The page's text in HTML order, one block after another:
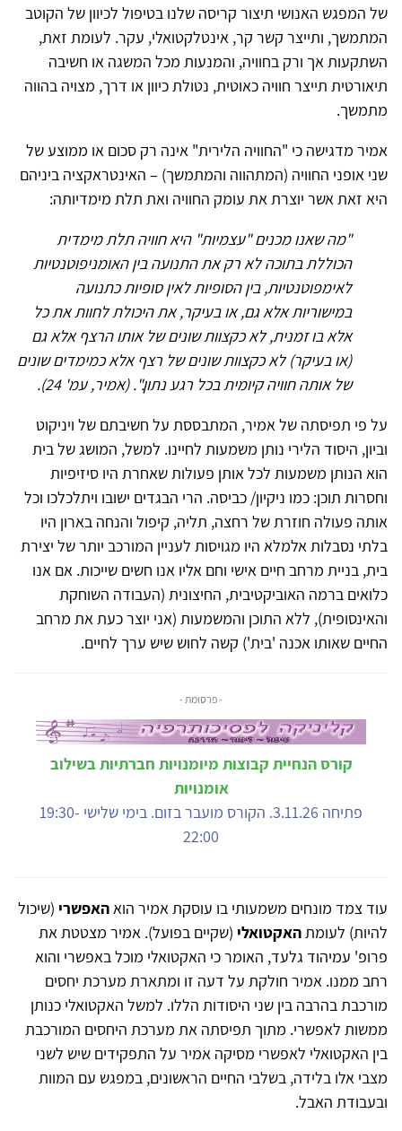
של המפגש האנושי תיצור קריסה שלנו בטיפול לכיוון של הקוטב
המתמשך, ותייצר קשר קר, אינטלקטואלי, עקר. לעומת זאת,
השתקעות אך ורק בחוויה, והמנעות מכל המשגה או חשיבה
תיאורטית תייצר חוויה כאוטית, נטולת כיוון או דרך, מצויה בהווה
מתמשך.
אמיר מדגישה כי "החוויה הלירית" אינה רק סכום או ממוצע של
שני אופני החוויה (המתהווה והמתמשך) – האינטראקציה ביניהם
היא זאת אשר יוצרת את עומק החוויה ואת תלת מימדיותה:
"מה שאנו מכנים "עצמיות" היא חוויה תלת מימדית
הכוללת בתוכה לא רק את התנועה בין האומניפוטנטיות
לאימפוטנטיות, בין הסופיות לאין סופיות כתנועה
במישוריות אלא גם, או בעיקר, את היכולת לחוות את כל
אלא בו זמנית, לא כקצוות שונים של אותו הרצף אלא גם
(או בעיקר) לא כקצוות שונים של רצף אלא כמימדים שונים
של אותה חוויה קיומית בכל רגע נתון.". (אמיר, עמ' 24).
על פי תפיסתה של אמיר, המתבססת על חשיבתם של ויניקוט
וביון, היסוד הלירי נותן משמעות לחיינו. למשל, המושג של בית
הוא הנותן משמעות לכל אותן פעולות שאחרת היו סיזיפיות
וחסרות תוכן: כמו ניקיון/ כביסה. הרי הבגדים ישובו ויתלכלכו וכל
אותה פעולה חוזרת של רחצה, תליה, קיפול והנחה בארון היו
בלתי נסבלות אלמלא היו מגויסות לעניין המורכב יותר של יצירת
בית, בניית מרחב חיים אישי וחם אליו אנו חשים שייכות. אם אנו
כלואים ברמה האוביקטיבית, החיצונית (העבודה השוחקת
והאינסופית), ללא התוכן והמשמעות (אני יוצר כעת את מרחב
החיים שאותו אכנה 'בית') קשה לחוש שיש ערך לחיים.
- פרסומת -
קורס הנחיית קבוצות מיומנויות חברתיות בשילוב
אומנויות
פתיחה 3.11.26. הקורס מועבר בזום. בימי שלישי 19:30-
22:00
עוד צמד מונחים משמעותי בו עוסקת אמיר הואהאפשרי (שיכול
להיות) לעומתהאקטואלי (שקיים בפועל). אמיר מצטטת את
פרופ' עמיהוד גלעד, האומר כי האקטואלי מוכל באפשרי והוא
רחב ממנו. אמיר חולקת על דעה זו ומתארת מערכת יחסים
מורכבת בהרבה בין שני היסודות הללו. למשל האקטואלי כנותן
ממשות לאפשרי. מתוך תפיסתה את מערכת היחסים המורכבת
בין האקטואלי לאפשרי מסיקה אמיר על התפקידים שיש לשני
מצבי אלו בלידה, בשלבי החיים הראשונים, במפגש עם המוות
ובעבודת האבל.